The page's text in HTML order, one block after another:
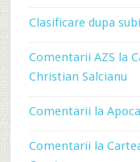
Clasificare dupa
Comentarii AZS la
Christian Salcianu
Comentarii la
Comentarii la